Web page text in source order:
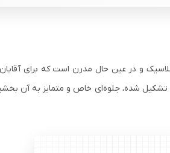
مردانه دو جیب با کد ۷۰، یک پیراهن کلاسیک و در عین حال
شده، جلوه‌ای خاص و متمایز به آن